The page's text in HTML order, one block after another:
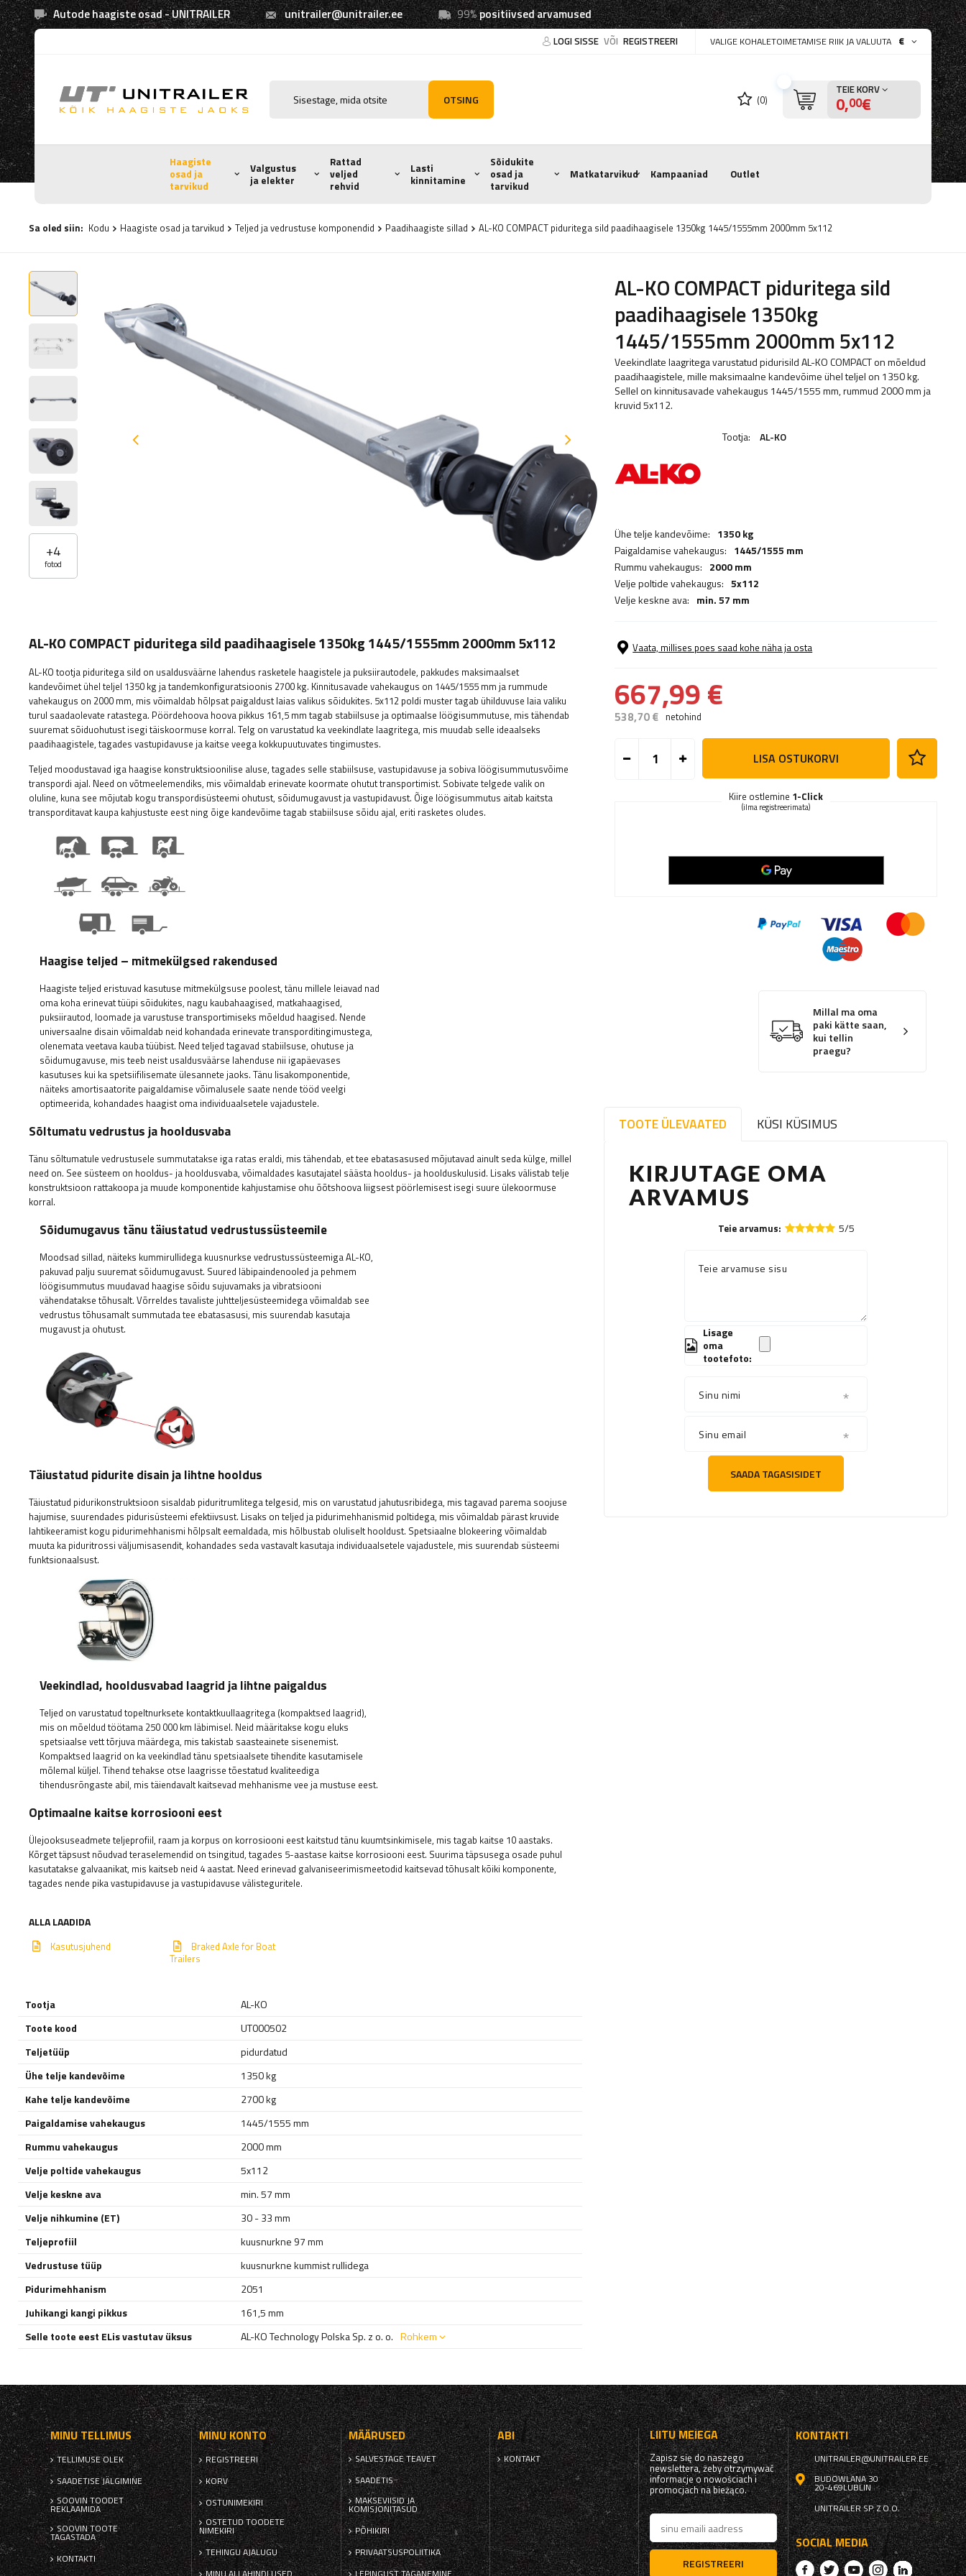
Autode haagiste osad - UNITRAILER unitrailer@unitrailer.ee 99%positiivsed arvamused
LOGI SISSE VÕI REGISTREERI VALIGE KOHALETOIMETAMISE RIIK JA VALUUTA €
OTSING (0)
TEIE KORV
0,00€
Haagiste
osad ja
tarvikud
Valgustus
ja elekter
Rattad
veljed
rehvid
Lasti
kinnitamine
Sõidukite
osad ja
tarvikud
Matkatarvikud Kampaaniad Outlet
Sa oled siin: Kodu Haagiste osad ja tarvikud Teljed ja vedrustuse komponendid Paadihaagiste sillad AL-KO COMPACT piduritega sild paadihaagisele 1350kg 1445/1555mm 2000mm 5x112
+4
fotod
AL-KO COMPACT piduritega sild
paadihaagisele 1350kg
1445/1555mm 2000mm 5x112
Veekindlate laagritega varustatud pidurisild AL-KO COMPACT on mõeldud
paadihaagistele, mille maksimaalne kandevõime ühel teljel on 1350 kg.
Sellel on kinnitusavade vahekaugus 1445/1555 mm, rummud 2000 mm ja
kruvid 5x112.
Tootja: AL-KO
Ühe telje kandevõime: 1350 kg
Paigaldamise vahekaugus: 1445/1555 mm
Rummu vahekaugus: 2000 mm
Velje poltide vahekaugus: 5x112
Velje keskne ava: min. 57 mm
Vaata, millises poes saad kohe näha ja osta
667,99 €
538,70 € netohind
LISA OSTUKORVI
Kiire ostlemine 1-Click
(ilma registreerimata)
Millal ma oma
paki kätte saan,
kui tellin
praegu?
TOOTE ÜLEVAATED KÜSI KÜSIMUS
KIRJUTAGE OMA
ARVAMUS
Teie arvamus: 5/5
Teie arvamuse sisu
Lisage
oma
tootefoto:
Sinu nimi
Sinu email
SAADA TAGASISIDET
AL-KO COMPACT piduritega sild paadihaagisele 1350kg 1445/1555mm 2000mm 5x112
AL-KO tootja piduritega sild on usaldusväärne lahendus rasketele haagistele ja puksiirautodele, pakkudes maksimaalset
kandevõimet ühel teljel 1350 kg ja tandemkonfiguratsioonis 2700 kg. Kinnitusavade vahekaugus on 1445/1555 mm ja rummude
vahekaugus on 2000 mm, mis võimaldab hõlpsat paigaldust laias valikus sõidukites. 5x112 poldi muster tagab ühilduvuse laia valiku
turul saadaolevate ratastega. Pöördehoova hoova pikkus 161,5 mm tagab stabiilsuse ja optimaalse löögisummutuse, mis tähendab
suuremat sõiduohutust isegi täiskoormuse korral. Telg on varustatud ka veekindlate laagritega, mis muudab selle ideaalseks
paadihaagistele, tagades vastupidavuse ja kaitse veega kokkupuutuvates tingimustes.
Teljed moodustavad iga haagise konstruktsioonilise aluse, tagades selle stabiilsuse, vastupidavuse ja sobiva löögisummutusvõime
transpordi ajal. Need on võtmeelemendiks, mis võimaldab erinevate koormate ohutut transportimist. Sobivate telgede valik on
oluline, kuna see mõjutab kogu transpordisüsteemi ohutust, sõidumugavust ja vastupidavust. Õige löögisummutus aitab kaitsta
transporditavat kaupa kahjustuste eest ning õige kandevõime tagab stabiilsuse sõidu ajal, eriti rasketes oludes.
Haagise teljed – mitmekülgsed rakendused
Haagiste teljed eristuvad kasutuse mitmekülgsuse poolest, tänu millele leiavad nad
oma koha erinevat tüüpi sõidukites, nagu kaubahaagised, matkahaagised,
puksiirautod, loomade ja varustuse transportimiseks mõeldud haagised. Nende
universaalne disain võimaldab neid kohandada erinevate transporditingimustega,
olenemata veetava kauba tüübist. Need teljed tagavad stabiilsuse, ohutuse ja
sõidumugavuse, mis teeb neist usaldusväärse lahenduse nii igapäevases
kasutuses kui ka spetsiifilisemate ülesannete jaoks. Tänu lisakomponentide,
näiteks amortisaatorite paigaldamise võimalusele saate nende tööd veelgi
optimeerida, kohandades haagist oma individuaalsetele vajadustele.
Sõltumatu vedrustus ja hooldusvaba
Tänu sõltumatule vedrustusele summutatakse iga ratas eraldi, mis tähendab, et tee ebatasasused mõjutavad ainult seda külge, millel
need on. See süsteem on hooldus- ja hooldusvaba, võimaldades kasutajatel säästa hooldus- ja hoolduskulusid. Lisaks välistab telje
konstruktsioon rattakoopa ja muude komponentide kahjustamise ohu õõtshoova liigsest pöörlemisest isegi suure ülekoormuse
korral.
Sõidumugavus tänu täiustatud vedrustussüsteemile
Moodsad sillad, näiteks kummirullidega kuusnurkse vedrustussüsteemiga AL-KO,
pakuvad palju suuremat sõidumugavust. Suured läbipaindenooled ja pehmem
löögisummutus muudavad haagise sõidu sujuvamaks ja vibratsiooni
vähendatakse tõhusalt. Võrreldes tavaliste juhtteljesüsteemidega võimaldab see
vedrustus tõhusamalt summutada tee ebatasasusi, mis suurendab kasutaja
mugavust ja ohutust.
Täiustatud pidurite disain ja lihtne hooldus
Täiustatud pidurikonstruktsioon sisaldab piduritrumlitega telgesid, mis on varustatud jahutusribidega, mis tagavad parema soojuse
hajumise, suurendades pidurisüsteemi efektiivsust. Lisaks on teljed ja pidurimehhanismid poltidega, mis võimaldab pärast kruvide
lahtikeeramist kogu pidurimehhanismi hõlpsalt eemaldada, mis hõlbustab oluliselt hooldust. Spetsiaalne blokeering võimaldab
muuta ka piduritrossi väljumisasendit, kohandades seda vastavalt kasutaja individuaalsetele vajadustele, mis suurendab süsteemi
funktsionaalsust.
Veekindlad, hooldusvabad laagrid ja lihtne paigaldus
Teljed on varustatud topeltnurksete kontaktkuullaagritega (kompaktsed laagrid),
mis on mõeldud töötama 250 000 km läbimisel. Neid määritakse kogu eluks
spetsiaalse vett tõrjuva määrdega, mis takistab saasteainete sisenemist.
Kompaktsed laagrid on ka veekindlad tänu spetsiaalsete tihendite kasutamisele
mõlemal küljel. Tihend tehakse otse laagrisse tõestatud kvaliteediga
tihendusrõngaste abil, mis täiendavalt kaitsevad mehhanisme vee ja mustuse eest.
Optimaalne kaitse korrosiooni eest
Ülejooksuseadmete teljeprofiil, raam ja korpus on korrosiooni eest kaitstud tänu kuumtsinkimisele, mis tagab kaitse 10 aastaks.
Kõrget täpsust nõudvad teraselemendid on tsingitud, tagades 5-aastase kaitse korrosiooni eest. Suurima täpsusega osade puhul
kasutatakse galvaanikat, mis kaitseb neid 4 aastat. Need erinevad galvaniseerimismeetodid kaitsevad tõhusalt kõiki komponente,
tagades nende pika vastupidavuse ja vastupidavuse välisteguritele.
ALLA LAADIDA
Kasutusjuhend
Braked Axle for Boat
Trailers
Tootja
AL-KO
Toote kood
UT000502
Teljetüüp
pidurdatud
Ühe telje kandevõime
1350 kg
Kahe telje kandevõime
2700 kg
Paigaldamise vahekaugus
1445/1555 mm
Rummu vahekaugus
2000 mm
Velje poltide vahekaugus
5x112
Velje keskne ava
min. 57 mm
Velje nihkumine (ET)
30 - 33 mm
Teljeprofiil
kuusnurkne 97 mm
Vedrustuse tüüp
kuusnurkne kummist rullidega
Pidurimehhanism
2051
Juhikangi kangi pikkus
161,5 mm
Selle toote eest ELis vastutav üksus
AL-KO Technology Polska Sp. z o. o. Rohkem
MINU TELLIMUS
TELLIMUSE OLEK
SAADETISE JÄLGIMINE
SOOVIN TOODET
REKLAAMIDA
SOOVIN TOOTE
TAGASTADA
KONTAKTI
MINU KONTO
REGISTREERI
KORV
OSTUNIMEKIRI
OSTETUD TOODETE
NIMEKIRI
TEHINGU AJALUGU
MÄÄRUSED
SALVESTAGE TEAVET
SAADETIS
MAKSEVIISID JA
KOMISJONITASUD
PÕHIKIRI
PRIVAATSUSPOLIITIKA
ABI
KONTAKT
LIITU MEIEGA
Zapisz się do naszego
newslettera, żeby otrzymywać
informacje o nowościach i
promocjach na bieżąco.
REGISTREERI
KONTAKTI
UNITRAILER@UNITRAILER.EE
BUDOWLANA 30
20-469LUBLIN
UNITRAILER SP. Z O.O.
SOCIAL MEDIA